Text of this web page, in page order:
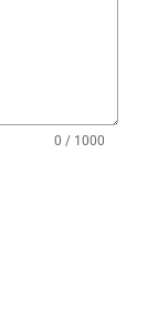
0 / 1000